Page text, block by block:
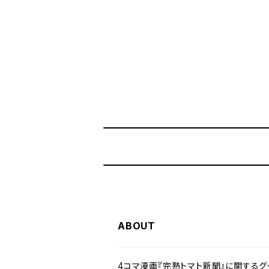
ABOUT
4コマ漫画『完熟トマト新聞』に関するグ